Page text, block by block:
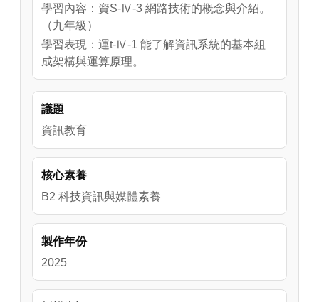
學習內容：資S-Ⅳ-3 網路技術的概念與介紹。
（九年級）
學習表現：運t-Ⅳ-1 能了解資訊系統的基本組
成架構與運算原理。
議題
資訊教育
核心素養
B2 科技資訊與媒體素養
製作年份
2025